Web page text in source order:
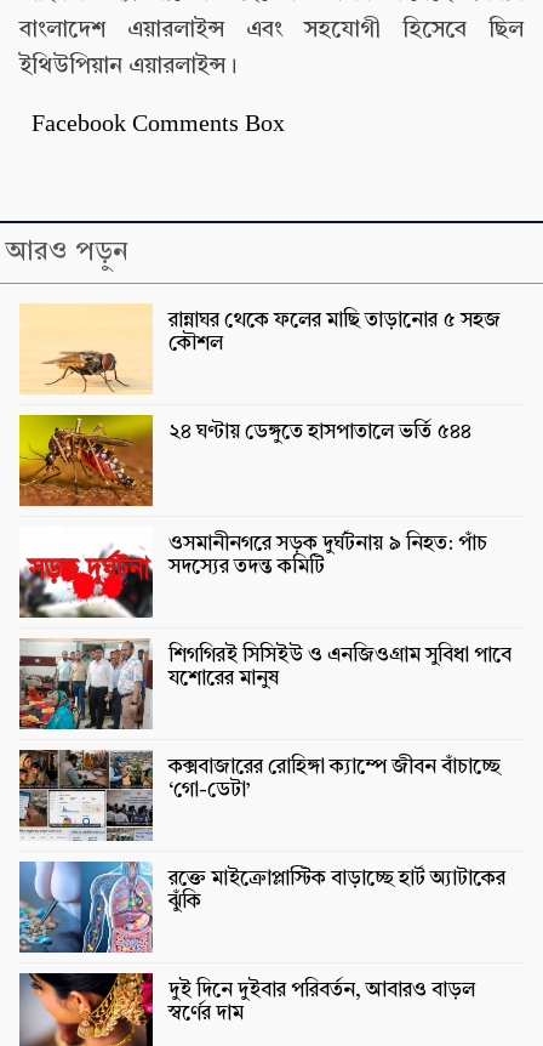
বাংলাদেশ এয়ারলাইন্স এবং সহযোগী হিসেবে ছিল
ইথিউপিয়ান এয়ারলাইন্স।
Facebook Comments Box
আরও পড়ুন
রান্নাঘর থেকে ফলের মাছি তাড়ানোর ৫ সহজ
কৌশল
২৪ ঘণ্টায় ডেঙ্গুতে হাসপাতালে ভর্তি ৫৪৪
ওসমানীনগরে সড়ক দুর্ঘটনায় ৯ নিহত: পাঁচ
সদস্যের তদন্ত কমিটি
শিগগিরই সিসিইউ ও এনজিওগ্রাম সুবিধা পাবে
যশোরের মানুষ
কক্সবাজারের রোহিঙ্গা ক্যাম্পে জীবন বাঁচাচ্ছে
‘গো-ডেটা’
রক্তে মাইক্রোপ্লাস্টিক বাড়াচ্ছে হার্ট অ্যাটাকের
ঝুঁকি
দুই দিনে দুইবার পরিবর্তন, আবারও বাড়ল
স্বর্ণের দাম